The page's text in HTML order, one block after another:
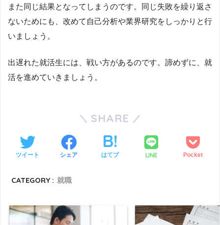
また同じ結果となってしまうのです。同じ失敗を繰り返さ
ないためにも、改めて自己分析や業界研究をしっかりと行
いましょう。
出遅れた就活生には、戦い方があるのです。諦めずに、就
活を進めていきましょう。
SHARE
ツイート シェア はてブ LINE Pocket
CATEGORY : 就職